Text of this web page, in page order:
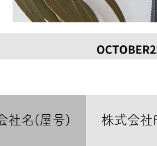
社名(屋号) 株式会社